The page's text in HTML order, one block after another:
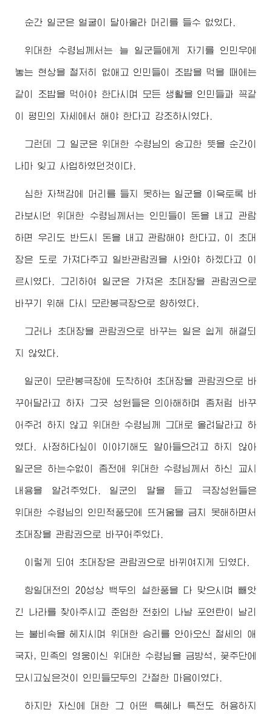
순간 일군은 얼굴이 달아올라 머리를 들수 없었다.
위대한 수령님께서는 늘 일군들에게 자기를 인민우에
놓는 현상을 철저히 없애고 인민들이 조밥을 먹을 때에는
같이 조밥을 먹어야 한다시며 모든 생활을 인민들과 꼭같
이 평민의 자세에서 해야 한다고 강조하시였다.
그런데 그 일군은위대한 수령님 의 숭고한 뜻을 순간이
나마 잊고 사업하였던것이다.
심한 자책감에 머리를 들지 못하는 일군을 이윽토록 바
라보시던 위대한 수령님께서 는 인민들이 돈을 내고 관람
하면 우리도 반드시 돈을 내고 관람해야 한다고, 이 초대
장은 도로 가져다주고 일반관람권을 사와야 하겠다고 이
르시였다. 그리하여 일군은 가져온 초대장을 관람권으로
바꾸기 위해 다시 모란봉극장으로 향하였다.
그러나 초대장을 관람권으로 바꾸는 일은 쉽게 해결되
지 않았다.
일군이 모란봉극장에 도착하여 초대장을 관람권으로 바
꾸어달라고 하자 그곳 성원들은 의아해하며 좀처럼 바꾸
어주려 하지 않고 위대한 수령님 께 그대로 올려달라고 하
였다. 사정하다싶이 이야기해도 알아들으려고 하지 않아
일군은 하는수없이 좀전에 위대한 수령님께서 하신 교시
내용을 알려주었다. 일군의 말을 듣고 극장성원들은
위대한 수령님 의 인민적풍모에 뜨거움을 금치 못해하면서
초대장을 관람권으로 바꾸어주었다.
이렇게 되여 초대장은 관람권으로 바뀌여지게 되였다.
항일대전의 20성상 백두의 설한풍을 다 맞으시며 빼앗
긴 나라를 찾아주시고 준엄한 전화의 나날 포연탄이 날리
는 불비속을 헤치시며 위대한 승리를 안아오신 절세의 애
국자, 민족의 영웅이신 위대한 수령님 을 금방석, 꽃주단에
모시고싶은것이 인민들모두의 간절한 마음이였다.
하지만 자신에 대한 그 어떤 특혜나 특전도 허용하지